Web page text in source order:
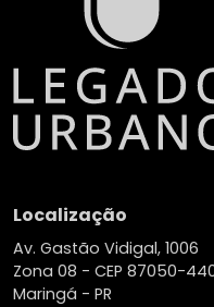
Localização
Av. Gastão Vidigal, 1006
Zona 08 - CEP 87050-
Maringá - PR